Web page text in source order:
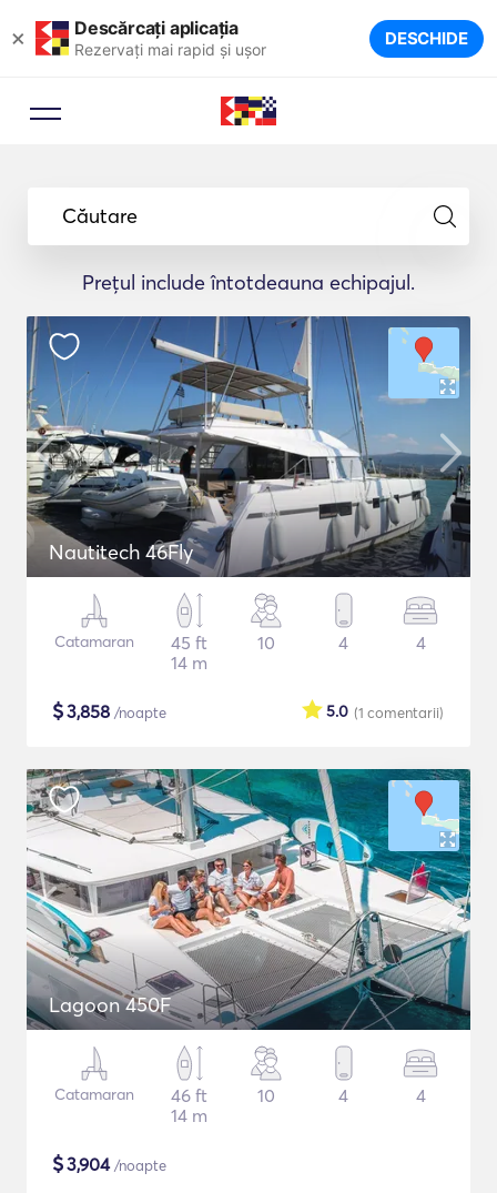
× Descărcați aplicația
Rezervați mai rapid și ușor DESCHIDE
Căutare
Prețul include întotdeauna echipajul.
Nautitech 46Fly
Catamaran
45 ft
14 m
10 4 4
$3,858 /noapte (1 comentarii)
5.0
Lagoon 450F
Catamaran
46 ft
14 m
10 4 4
$3,904/noapte